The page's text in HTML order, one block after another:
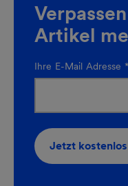
Artikel
Ihre E-Mail Adresse *
Jetzt